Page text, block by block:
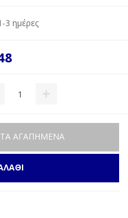
3 ημέρες
ΑΓΑΠΗΜΕΝΑ